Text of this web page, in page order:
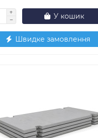
У кошик
Швидке замовлення